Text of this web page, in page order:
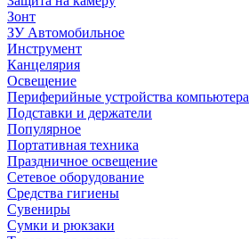
Зонт
ЗУ Автомобильное
Инструмент
Канцелярия
Освещение
Периферийные устройства компьютера
Подставки и держатели
Популярное
Портативная техника
Праздничное освещение
Сетевое оборудование
Средства гигиены
Сувениры
Сумки и рюкзаки